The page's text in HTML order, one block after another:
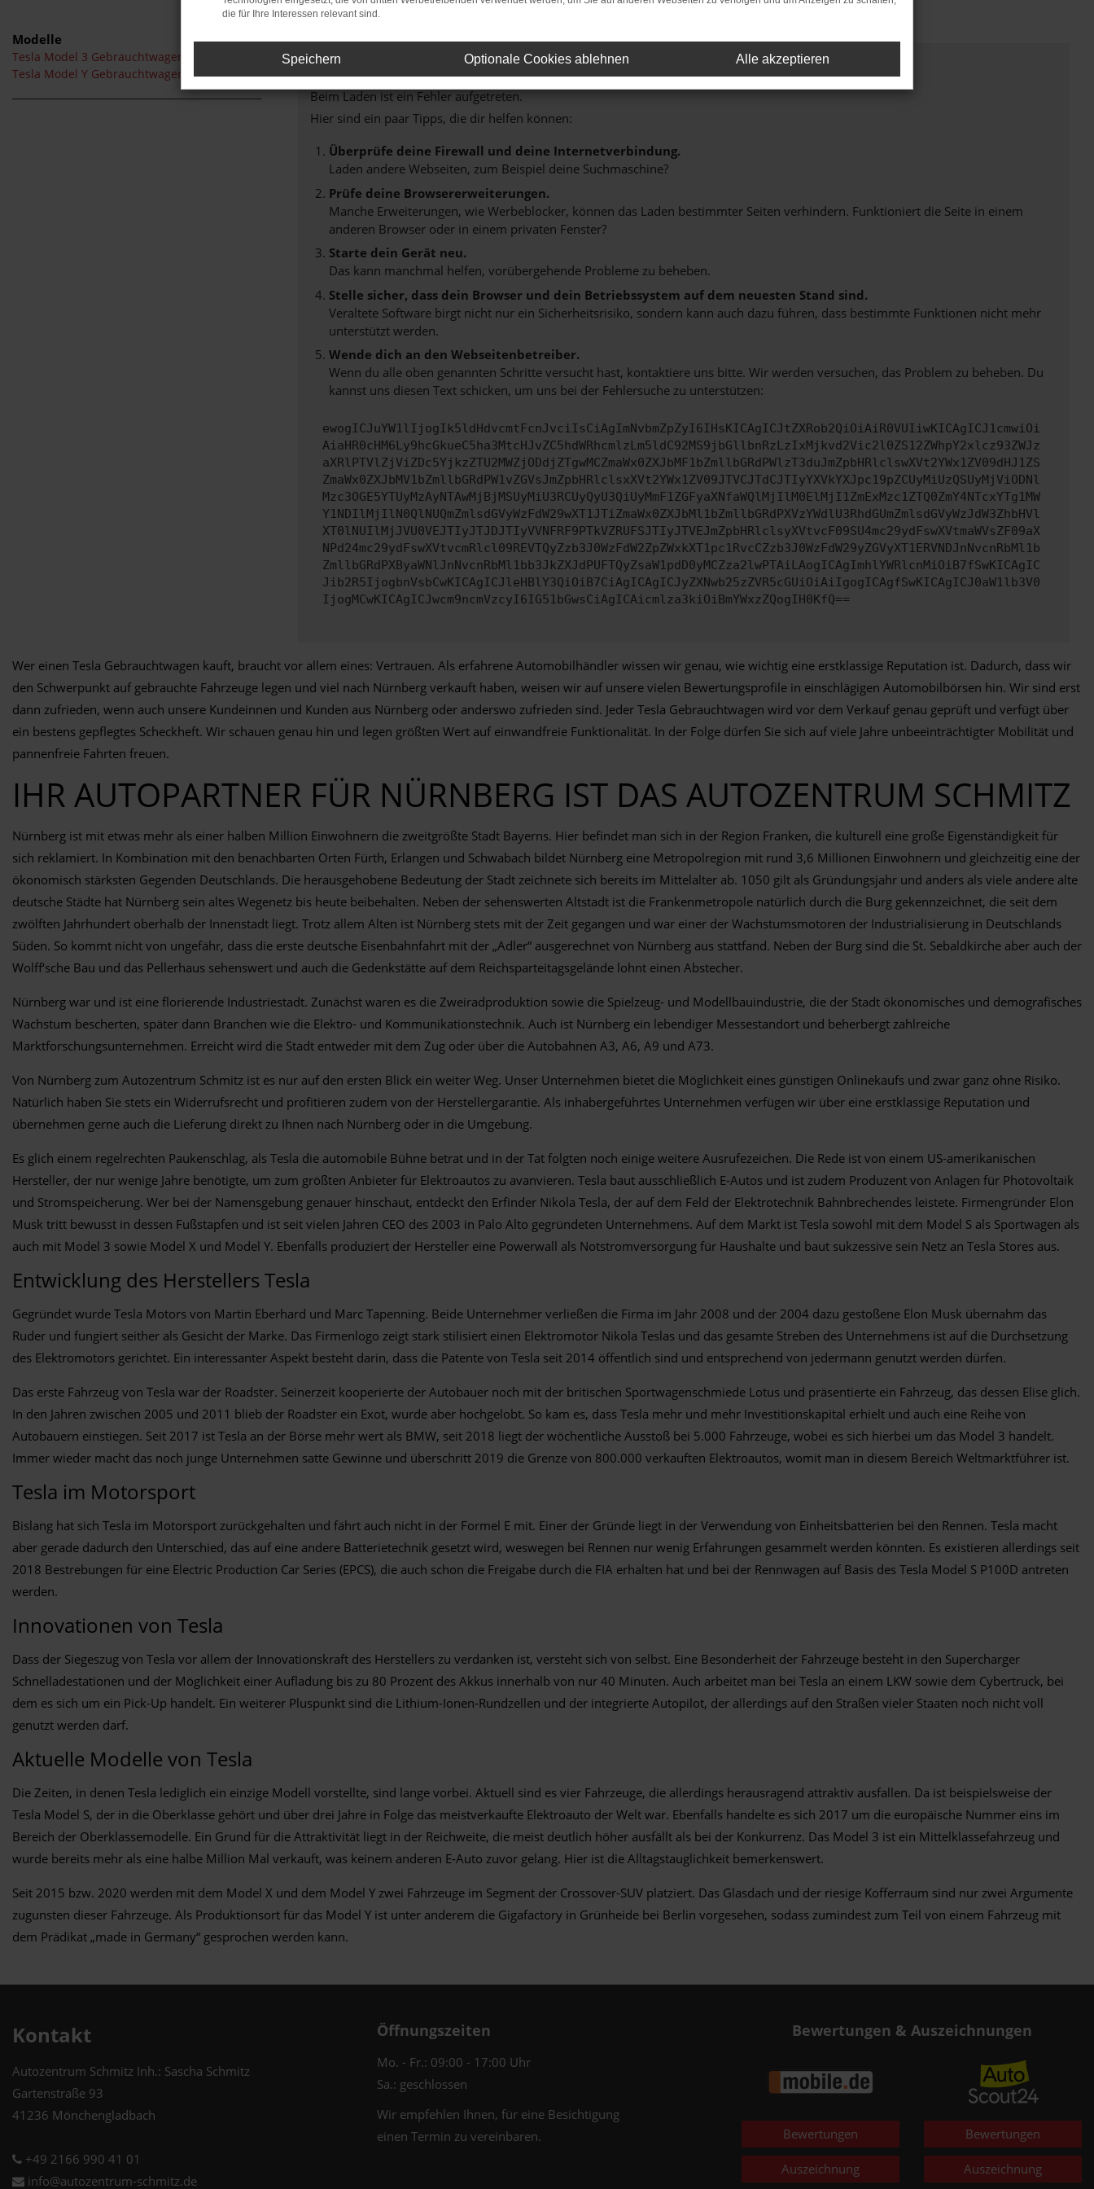
Modelle
Tesla Model 3 Gebrauchtwagen Nürnberg
Tesla Model Y Gebrauchtwagen Nürnberg
FEHLER: NETWORK ERROR
Beim Laden ist ein Fehler aufgetreten.
Hier sind ein paar Tipps, die dir helfen können:
Überprüfe deine Firewall und deine Internetverbindung.
Laden andere Webseiten, zum Beispiel deine Suchmaschine?
Prüfe deine Browsererweiterungen.
Manche Erweiterungen, wie Werbeblocker, können das Laden bestimmter Seiten verhindern. Funktioniert die Seite in einem
anderen Browser oder in einem privaten Fenster?
Starte dein Gerät neu.
Das kann manchmal helfen, vorübergehende Probleme zu beheben.
Stelle sicher, dass dein Browser und dein Betriebssystem auf dem neuesten Stand sind.
Veraltete Software birgt nicht nur ein Sicherheitsrisiko, sondern kann auch dazu führen, dass bestimmte Funktionen nicht mehr
unterstützt werden.
Wende dich an den Webseitenbetreiber.
Wenn du alle oben genannten Schritte versucht hast, kontaktiere uns bitte. Wir werden versuchen, das Problem zu beheben. Du
kannst uns diesen Text schicken, um uns bei der Fehlersuche zu unterstützen:
ewogICJuYW1lIjogIk5ldHdvcmtFcnJvciIsCiAgImNvbmZpZyI6IHsKICAgICJtZXRob2QiOiAiR0VUIiwKICAgICJ1cmwiOi
AiaHR0cHM6Ly9hcGkueC5ha3MtcHJvZC5hdWRhcmlzLm5ldC92MS9jbGllbnRzLzIxMjkvd2Vic2l0ZS12ZWhpY2xlcz93ZWJz
aXRlPTVlZjViZDc5YjkzZTU2MWZjODdjZTgwMCZmaWx0ZXJbMF1bZmllbGRdPWlzT3duJmZpbHRlclswXVt2YWx1ZV09dHJ1ZS
ZmaWx0ZXJbMV1bZmllbGRdPW1vZGVsJmZpbHRlclsxXVt2YWx1ZV09JTVCJTdCJTIyYXVkYXJpc19pZCUyMiUzQSUyMjViODNl
Mzc3OGE5YTUyMzAyNTAwMjBjMSUyMiU3RCUyQyU3QiUyMmF1ZGFyaXNfaWQlMjIlM0ElMjI1ZmExMzc1ZTQ0ZmY4NTcxYTg1MW
Y1NDIlMjIlN0QlNUQmZmlsdGVyWzFdW29wXT1JTiZmaWx0ZXJbMl1bZmllbGRdPXVzYWdlU3RhdGUmZmlsdGVyWzJdW3ZhbHVl
XT0lNUIlMjJVU0VEJTIyJTJDJTIyVVNFRF9PTkVZRUFSJTIyJTVEJmZpbHRlclsyXVtvcF09SU4mc29ydFswXVtmaWVsZF09aX
NPd24mc29ydFswXVtvcmRlcl09REVTQyZzb3J0WzFdW2ZpZWxkXT1pc1RvcCZzb3J0WzFdW29yZGVyXT1ERVNDJnNvcnRbMl1b
ZmllbGRdPXByaWNlJnNvcnRbMl1bb3JkZXJdPUFTQyZsaW1pdD0yMCZza2lwPTAiLAogICAgImhlYWRlcnMiOiB7fSwKICAgIC
Jib2R5IjogbnVsbCwKICAgICJleHBlY3QiOiB7CiAgICAgICJyZXNwb25zZVR5cGUiOiAiIgogICAgfSwKICAgICJ0aW1lb3V0
IjogMCwKICAgICJwcm9ncmVzcyI6IG51bGwsCiAgICAicmlza3kiOiBmYWxzZQogIH0KfQ==
Wer einen Tesla Gebrauchtwagen kauft, braucht vor allem eines: Vertrauen. Als erfahrene Automobilhändler wissen wir genau, wie wichtig eine erstklassige Reputation ist. Dadurch, dass wir
den Schwerpunkt auf gebrauchte Fahrzeuge legen und viel nach Nürnberg verkauft haben, weisen wir auf unsere vielen Bewertungsprofile in einschlägigen Automobilbörsen hin. Wir sind erst
dann zufrieden, wenn auch unsere Kundeinnen und Kunden aus Nürnberg oder anderswo zufrieden sind. Jeder Tesla Gebrauchtwagen wird vor dem Verkauf genau geprüft und verfügt über
ein bestens gepflegtes Scheckheft. Wir schauen genau hin und legen größten Wert auf einwandfreie Funktionalität. In der Folge dürfen Sie sich auf viele Jahre unbeeinträchtigter Mobilität und
pannenfreie Fahrten freuen.
IHR AUTOPARTNER FÜR NÜRNBERG IST DAS AUTOZENTRUM SCHMITZ
Nürnberg ist mit etwas mehr als einer halben Million Einwohnern die zweitgrößte Stadt Bayerns. Hier befindet man sich in der Region Franken, die kulturell eine große Eigenständigkeit für
sich reklamiert. In Kombination mit den benachbarten Orten Fürth, Erlangen und Schwabach bildet Nürnberg eine Metropolregion mit rund 3,6 Millionen Einwohnern und gleichzeitig eine der
ökonomisch stärksten Gegenden Deutschlands. Die herausgehobene Bedeutung der Stadt zeichnete sich bereits im Mittelalter ab. 1050 gilt als Gründungsjahr und anders als viele andere alte
deutsche Städte hat Nürnberg sein altes Wegenetz bis heute beibehalten. Neben der sehenswerten Altstadt ist die Frankenmetropole natürlich durch die Burg gekennzeichnet, die seit dem
zwölften Jahrhundert oberhalb der Innenstadt liegt. Trotz allem Alten ist Nürnberg stets mit der Zeit gegangen und war einer der Wachstumsmotoren der Industrialisierung in Deutschlands
Süden. So kommt nicht von ungefähr, dass die erste deutsche Eisenbahnfahrt mit der „Adler“ ausgerechnet von Nürnberg aus stattfand. Neben der Burg sind die St. Sebaldkirche aber auch der
Wolff‘sche Bau und das Pellerhaus sehenswert und auch die Gedenkstätte auf dem Reichsparteitagsgelände lohnt einen Abstecher.
Nürnberg war und ist eine florierende Industriestadt. Zunächst waren es die Zweiradproduktion sowie die Spielzeug- und Modellbauindustrie, die der Stadt ökonomisches und demografisches
Wachstum bescherten, später dann Branchen wie die Elektro- und Kommunikationstechnik. Auch ist Nürnberg ein lebendiger Messestandort und beherbergt zahlreiche
Marktforschungsunternehmen. Erreicht wird die Stadt entweder mit dem Zug oder über die Autobahnen A3, A6, A9 und A73.
Von Nürnberg zum Autozentrum Schmitz ist es nur auf den ersten Blick ein weiter Weg. Unser Unternehmen bietet die Möglichkeit eines günstigen Onlinekaufs und zwar ganz ohne Risiko.
Natürlich haben Sie stets ein Widerrufsrecht und profitieren zudem von der Herstellergarantie. Als inhabergeführtes Unternehmen verfügen wir über eine erstklassige Reputation und
übernehmen gerne auch die Lieferung direkt zu Ihnen nach Nürnberg oder in die Umgebung.
Es glich einem regelrechten Paukenschlag, als Tesla die automobile Bühne betrat und in der Tat folgten noch einige weitere Ausrufezeichen. Die Rede ist von einem US-amerikanischen
Hersteller, der nur wenige Jahre benötigte, um zum größten Anbieter für Elektroautos zu avanvieren. Tesla baut ausschließlich E-Autos und ist zudem Produzent von Anlagen für Photovoltaik
und Stromspeicherung. Wer bei der Namensgebung genauer hinschaut, entdeckt den Erfinder Nikola Tesla, der auf dem Feld der Elektrotechnik Bahnbrechendes leistete. Firmengründer Elon
Musk tritt bewusst in dessen Fußstapfen und ist seit vielen Jahren CEO des 2003 in Palo Alto gegründeten Unternehmens. Auf dem Markt ist Tesla sowohl mit dem Model S als Sportwagen als
auch mit Model 3 sowie Model X und Model Y. Ebenfalls produziert der Hersteller eine Powerwall als Notstromversorgung für Haushalte und baut sukzessive sein Netz an Tesla Stores aus.
Entwicklung des Herstellers Tesla
Gegründet wurde Tesla Motors von Martin Eberhard und Marc Tapenning. Beide Unternehmer verließen die Firma im Jahr 2008 und der 2004 dazu gestoßene Elon Musk übernahm das
Ruder und fungiert seither als Gesicht der Marke. Das Firmenlogo zeigt stark stilisiert einen Elektromotor Nikola Teslas und das gesamte Streben des Unternehmens ist auf die Durchsetzung
des Elektromotors gerichtet. Ein interessanter Aspekt besteht darin, dass die Patente von Tesla seit 2014 öffentlich sind und entsprechend von jedermann genutzt werden dürfen.
Das erste Fahrzeug von Tesla war der Roadster. Seinerzeit kooperierte der Autobauer noch mit der britischen Sportwagenschmiede Lotus und präsentierte ein Fahrzeug, das dessen Elise glich.
In den Jahren zwischen 2005 und 2011 blieb der Roadster ein Exot, wurde aber hochgelobt. So kam es, dass Tesla mehr und mehr Investitionskapital erhielt und auch eine Reihe von
Autobauern einstiegen. Seit 2017 ist Tesla an der Börse mehr wert als BMW, seit 2018 liegt der wöchentliche Ausstoß bei 5.000 Fahrzeuge, wobei es sich hierbei um das Model 3 handelt.
Immer wieder macht das noch junge Unternehmen satte Gewinne und überschritt 2019 die Grenze von 800.000 verkauften Elektroautos, womit man in diesem Bereich Weltmarktführer ist.
Tesla im Motorsport
Bislang hat sich Tesla im Motorsport zurückgehalten und fährt auch nicht in der Formel E mit. Einer der Gründe liegt in der Verwendung von Einheitsbatterien bei den Rennen. Tesla macht
aber gerade dadurch den Unterschied, das auf eine andere Batterietechnik gesetzt wird, weswegen bei Rennen nur wenig Erfahrungen gesammelt werden könnten. Es existieren allerdings seit
2018 Bestrebungen für eine Electric Production Car Series (EPCS), die auch schon die Freigabe durch die FIA erhalten hat und bei der Rennwagen auf Basis des Tesla Model S P100D antreten
werden.
Innovationen von Tesla
Dass der Siegeszug von Tesla vor allem der Innovationskraft des Herstellers zu verdanken ist, versteht sich von selbst. Eine Besonderheit der Fahrzeuge besteht in den Supercharger
Schnelladestationen und der Möglichkeit einer Aufladung bis zu 80 Prozent des Akkus innerhalb von nur 40 Minuten. Auch arbeitet man bei Tesla an einem LKW sowie dem Cybertruck, bei
dem es sich um ein Pick-Up handelt. Ein weiterer Pluspunkt sind die Lithium-Ionen-Rundzellen und der integrierte Autopilot, der allerdings auf den Straßen vieler Staaten noch nicht voll
genutzt werden darf.
Aktuelle Modelle von Tesla
Die Zeiten, in denen Tesla lediglich ein einzige Modell vorstellte, sind lange vorbei. Aktuell sind es vier Fahrzeuge, die allerdings herausragend attraktiv ausfallen. Da ist beispielsweise der
Tesla Model S, der in die Oberklasse gehört und über drei Jahre in Folge das meistverkaufte Elektroauto der Welt war. Ebenfalls handelte es sich 2017 um die europäische Nummer eins im
Bereich der Oberklassemodelle. Ein Grund für die Attraktivität liegt in der Reichweite, die meist deutlich höher ausfällt als bei der Konkurrenz. Das Model 3 ist ein Mittelklassefahrzeug und
wurde bereits mehr als eine halbe Million Mal verkauft, was keinem anderen E-Auto zuvor gelang. Hier ist die Alltagstauglichkeit bemerkenswert.
Seit 2015 bzw. 2020 werden mit dem Model X und dem Model Y zwei Fahrzeuge im Segment der Crossover-SUV platziert. Das Glasdach und der riesige Kofferraum sind nur zwei Argumente
zugunsten dieser Fahrzeuge. Als Produktionsort für das Model Y ist unter anderem die Gigafactory in Grünheide bei Berlin vorgesehen, sodass zumindest zum Teil von einem Fahrzeug mit
dem Prädikat „made in Germany“ gesprochen werden kann.
Kontakt
Autozentrum Schmitz Inh.: Sascha Schmitz
Gartenstraße 93
41236 Mönchengladbach
+49 2166 990 41 01
info@autozentrum-schmitz.de
Öffnungszeiten
Mo. - Fr.: 09:00 - 17:00 Uhr
Sa.: geschlossen
Wir empfehlen Ihnen, für eine Besichtigung
einen Termin zu vereinbaren.
Bewertungen & Auszeichnungen
Bewertungen
Auszeichnung
Bewertungen
Auszeichnung
die für Ihre Interessen relevant sind.
Speichern Optionale Cookies ablehnen Alle akzeptieren